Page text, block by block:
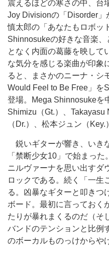
震えるほどの寒さの中、台
Joy Divisionの「Disorder」
慎太郎の「あなたもロボッ
Shinnosukeの好きな音楽
となく内面の葛藤を映して
な気分を感じる楽曲が印象
ると、まさかのニーナ・シ
Would Feel to Be Free」を
登場。Mega Shinnosukeを
Shimizu（Gt.）、
（Dr.）、松本ジュン（Key.
鋭いギターが響き、いき
「禁断少女10」で始まっ
ニルヴァーナを思い出すダ
ロックである。続く「一生
る。凶暴なギターと叩きつ
ボード。最初に言っておく
たりが暴れまくるのだ（そ
バンドのテンションと比例
のボーカルものっけからや